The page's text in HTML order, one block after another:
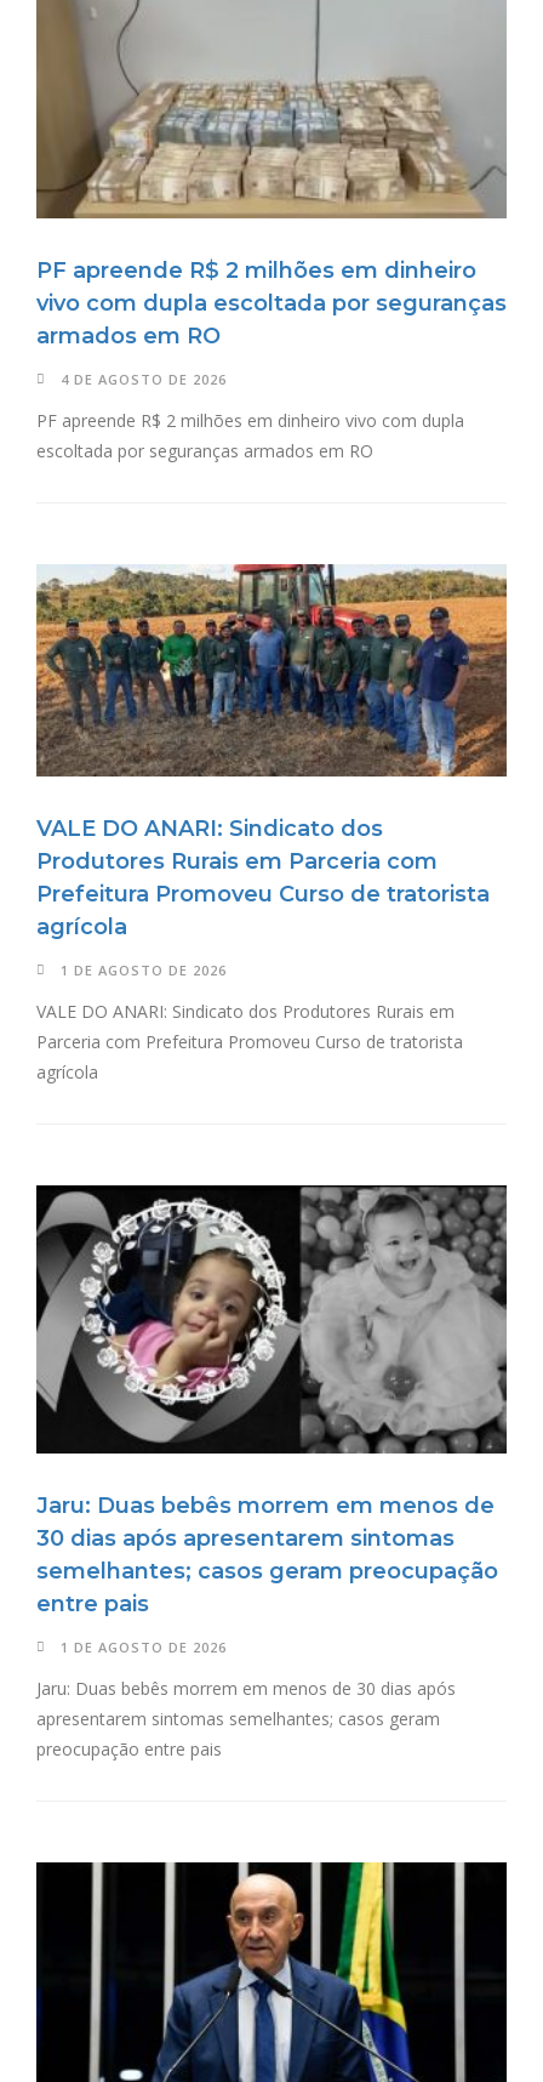
PF apreende R$ 2 milhões em dinheiro
vivo com dupla escoltada por seguranças
armados em RO
4 DE AGOSTO DE 2026
PF apreende R$ 2 milhões em dinheiro vivo com dupla
escoltada por seguranças armados em RO
VALE DO ANARI: Sindicato dos
Produtores Rurais em Parceria com
Prefeitura Promoveu Curso de tratorista
agrícola
1 DE AGOSTO DE 2026
VALE DO ANARI: Sindicato dos Produtores Rurais em
Parceria com Prefeitura Promoveu Curso de tratorista
agrícola
Jaru: Duas bebês morrem em menos de
30 dias após apresentarem sintomas
semelhantes; casos geram preocupação
entre pais
1 DE AGOSTO DE 2026
Jaru: Duas bebês morrem em menos de 30 dias após
apresentarem sintomas semelhantes; casos geram
preocupação entre pais